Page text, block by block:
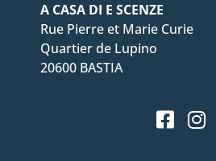
A CASA DI E SCENZE
Rue Pierre et Marie Curie
Quartier de Lupino
20600 BASTIA